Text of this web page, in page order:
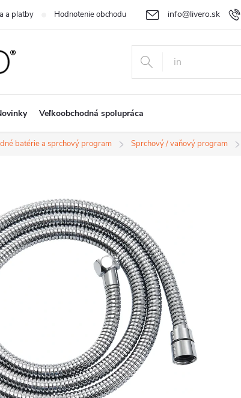
info@livero.sk
a platby Hodnotenie obchodu Vrátenie tovaru a reklamácia
Veľkoobchodná spolupráca
batérie a sprchový program Sprchový / vaňový program